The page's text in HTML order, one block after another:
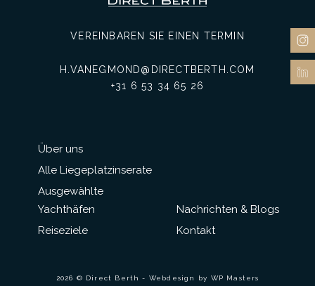
Über uns
Alle Liegeplatzinserate
Ausgewählte
Yachthäfen
Reiseziele
VEREINBAREN SIE EINEN TERMIN
H.VANEGMOND@DIRECTBERTH.COM
+31 6 53 34 65 26
Nachrichten & Blogs
Kontakt
2026 © Direct Berth - Webdesign by WP Masters